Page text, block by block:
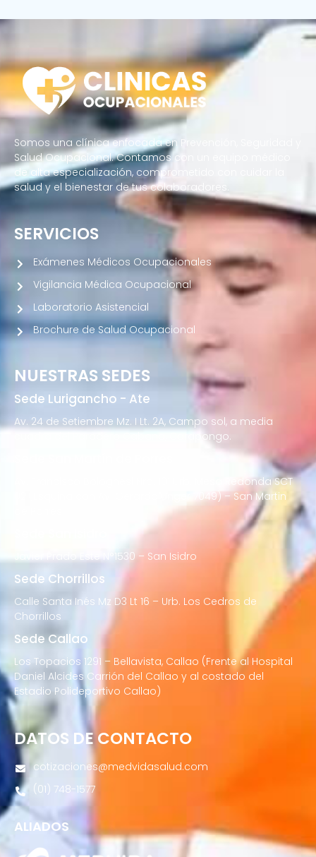
Somos una clínica enfocada en Prevención, Seguridad y
Salud Ocupacional. Contamos con un equipo médico
de alta especialización, comprometido con cuidar la
salud y el bienestar de tus colaboradores.
NUESTRAS SEDES
Sede Lurigancho - Ate
Av. 24 de Setiembre Mz. I Lt. 2A, Campo sol, a media
cuadra del Paradero Cabana, Carapongo.
Av. Francisco Bolognesi Nro. 101 Urb. Mesa Redonda SCT
02 (Esquina con Av. Gerardo Unger 7049) – San Martin
Javier Prado Este N°1530 – San Isidro
Sede Chorrillos
Calle Santa Inés Mz D3 Lt 16 – Urb. Los Cedros de
Chorrillos
Sede Callao
Los Topacios 1291 – Bellavista, Callao (Frente al Hospital
Daniel Alcides Carrión del Callao y al costado del
Estadio Polideportivo Callao)
SERVICIOS
Exámenes Médicos Ocupacionales
Vigilancia Médica Ocupacional
Laboratorio Asistencial
Brochure de Salud Ocupacional
DATOS DE CONTACTO
cotizaciones@medvidasalud.com
(01) 748-1577
ALIADOS